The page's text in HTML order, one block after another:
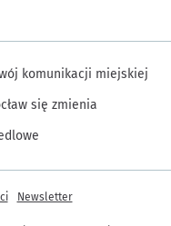
komunikacji miejskiej
się zmienia
Newsletter